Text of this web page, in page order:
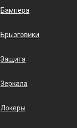
Бампера
Брызговики
Защита
Зеркала
Локеры